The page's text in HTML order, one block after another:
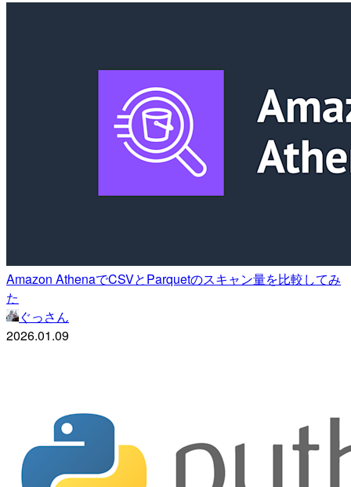
Amazon AthenaでCSVとParquetのスキャン量を比較してみ
た
ぐっさん
2026.01.09